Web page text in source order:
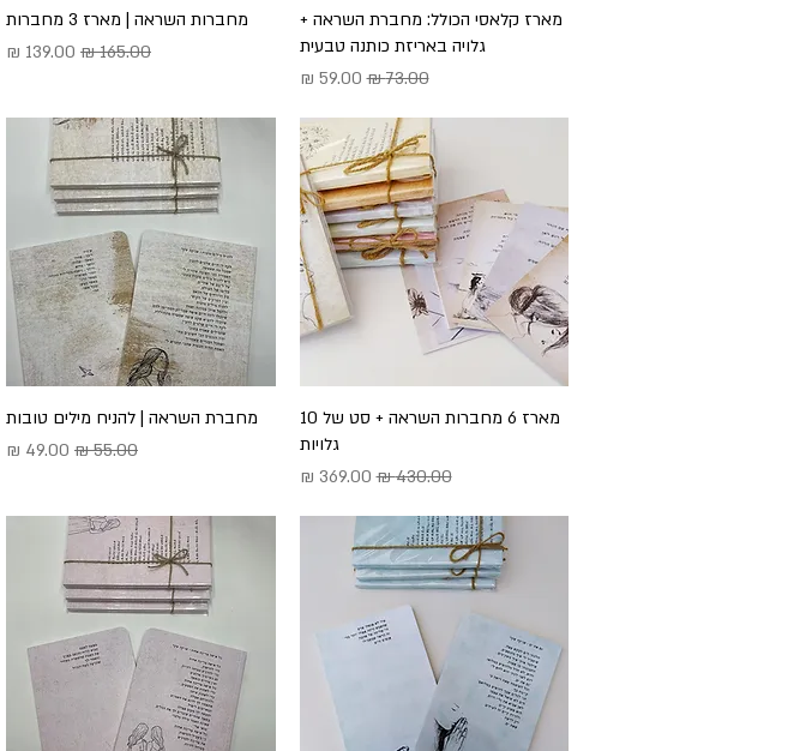
תצוגה מהירה
מארז קלאסי הכולל: מחברת השראה +
גלויה באריזת כותנה טבעית
מחיר רגיל‏73.00 ‏₪ מחיר מבצע
תצוגה מהירה
מחברות השראה | מארז 3 מחברות
מחיר רגיל מחיר מבצע
תצוגה מהירה
מארז 6 מחברות השראה + סט של 10
גלויות
מחיר רגיל‏430.00 ‏₪ מחיר מבצע
תצוגה מהירה
מחברת השראה | להניח מילים טובות
מחיר רגיל מחיר מבצע